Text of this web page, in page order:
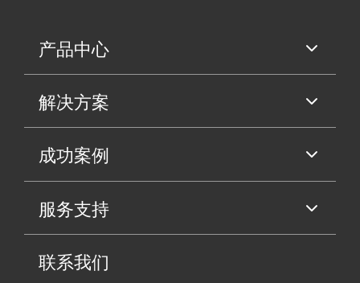
产品中心
解决方案
成功案例
服务支持
联系我们